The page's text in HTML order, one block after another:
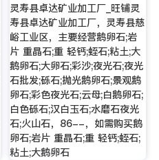
灵寿县卓达矿业加工厂_旺铺灵
寿县卓达矿业加工厂，灵寿县慈
峪工业区，主要经营鹅卵石;岩
片 重晶石;重 轻钙;蛭石;粘土;大
鹅卵石;大卵石;彩沙;夜光石;夜光
石批发;砾石;抛光鹅卵石;景观鹅
卵石;彩色夜光石;云母;白鹅卵石;
白色砾石;汉白玉石;水磨石夜光
石;火山石，86--，如需购买鹅
卵石;岩片 重晶石;重 轻钙;蛭石;
粘土;大鹅卵石